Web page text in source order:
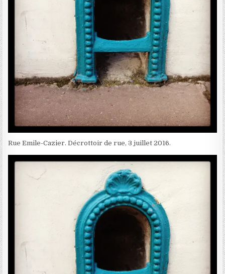
Rue Emile-Cazier. Décrottoir de rue, 3 juillet 2016.